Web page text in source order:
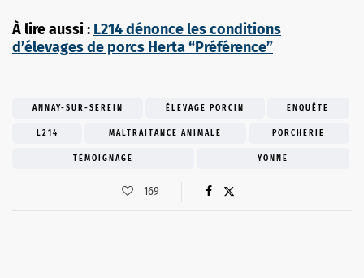
À lire aussi : L214 dénonce les conditions
d’élevages de porcs Herta “Préférence”
ANNAY-SUR-SEREIN ÉLEVAGE PORCIN ENQUÊTE
L214 MALTRAITANCE ANIMALE PORCHERIE
TÉMOIGNAGE YONNE
169